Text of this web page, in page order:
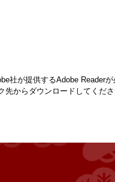
社が提供するAdobe Readerが
からダウンロードしてくださ